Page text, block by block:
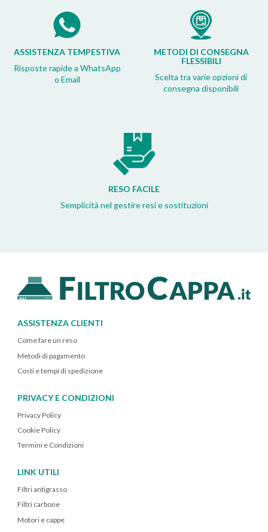
ASSISTENZA TEMPESTIVA
Risposte rapide a WhatsApp
o Email
METODI DI CONSEGNA
FLESSIBILI
Scelta tra varie opzioni di
consegna disponibili
RESO FACILE
Semplicità nel gestire resi e sostituzioni
ASSISTENZA CLIENTI
Come fare un reso
Metodi di pagamento
Costi e tempi di spedizione
PRIVACY E CONDIZIONI
Privacy Policy
Cookie Policy
Termini e Condizioni
LINK UTILI
Filtri antigrasso
Filtri carbone
Motori e cappe